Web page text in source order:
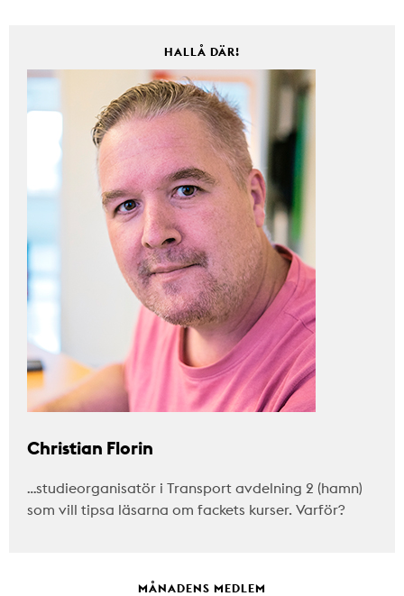
HALLÅ DÄR!
Christian Florin
…studieorganisatör i Transport avdelning 2 (hamn)
som vill tipsa läsarna om fackets kurser. Varför?
MÅNADENS MEDLEM